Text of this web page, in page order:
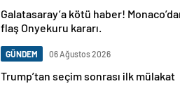
Galatasaray’a kötü haber!
flaş Onyekuru kararı.
GÜNDEM 06 Ağustos 2026
Trump’tan seçim sonrası ilk mülakat